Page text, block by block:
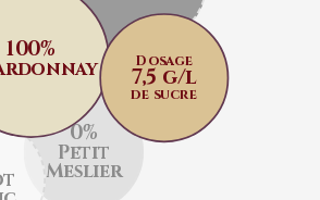
Dosage
7,5 g/l
de sucre
100%
0%
Petit
Meslier